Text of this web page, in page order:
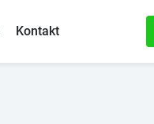
Kontakt